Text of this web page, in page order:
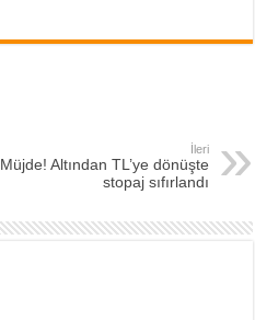
İleri
Müjde! Altından TL’ye dönüşte
stopaj sıfırlandı